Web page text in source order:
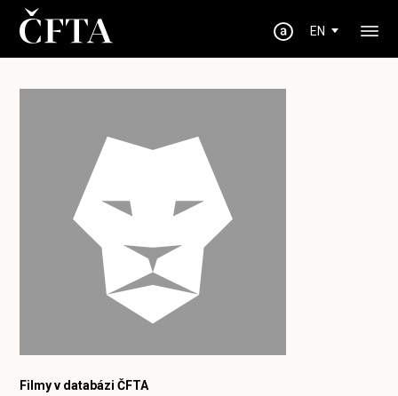
EN
Filmy v databázi ČFTA